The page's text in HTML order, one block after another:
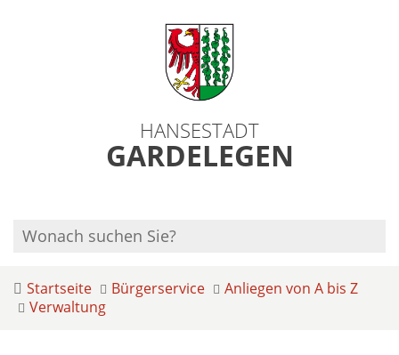
HANSESTADT
GARDELEGEN
Startseite Bürgerservice
Anliegen von A bis Z
Verwaltung